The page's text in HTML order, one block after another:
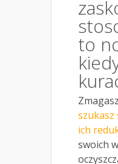
to
szukasz
ich
swoich